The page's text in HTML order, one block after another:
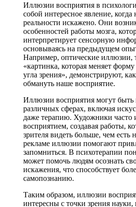
Иллюзии восприятия в
собой интересное явление,
реальности искажено. Они
особенностей работы мозга,
интерпретирует сенсорную
основываясь на предыдущем
Например, оптические иллюзии,
«картинка, которая меняет
угла зрения», демонстрируют,
обмануть наше восприятие.
Иллюзии восприятия могут быть
различных сферах, включая
даже терапию. Художники часто
восприятием, создавая работы,
зрителя видеть больше, чем есть
рекламе иллюзии помогают
запомниться. В психотерапии
может помочь людям осознать
искажения, что способствует
самопознанию.
Таким образом, иллюзии
интересны с точки зрения